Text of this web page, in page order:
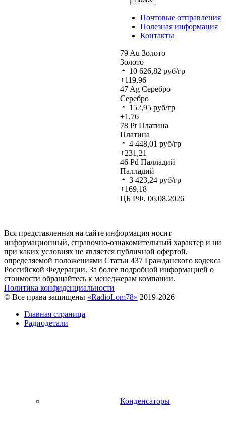
Почтовые отправления
Полезная информация
Контакты
79 Au Золото
Золото
10 626,82 руб/гр
+119,96
47 Ag Серебро
Серебро
152,95 руб/гр
+1,76
78 Pt Платина
Платина
4 448,01 руб/гр
+231,21
46 Pd Палладий
Палладий
3 423,24 руб/гр
+169,18
ЦБ РФ, 06.08.2026
Вся представленная на сайте информация носит
информационный, справочно-ознакомительный характер и ни
при каких условиях не является публичной офертой,
определяемой положениями Статьи 437 Гражданского кодекса
Российской Федерации. За более подробной информацией о
стоимости обращайтесь к менеджерам компании.
Политика конфиденциальности
© Все права защищены «RadioLom78» 2019-2026
Главная страница
Радиодетали
Конденсаторы